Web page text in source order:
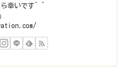
幸いです^ ^